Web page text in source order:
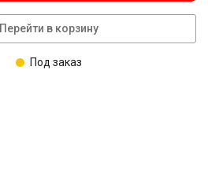
Перейти в корзину
Под заказ